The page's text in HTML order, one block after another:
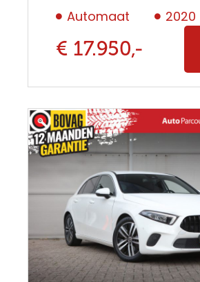
Automaat
2020
€ 17.950,-